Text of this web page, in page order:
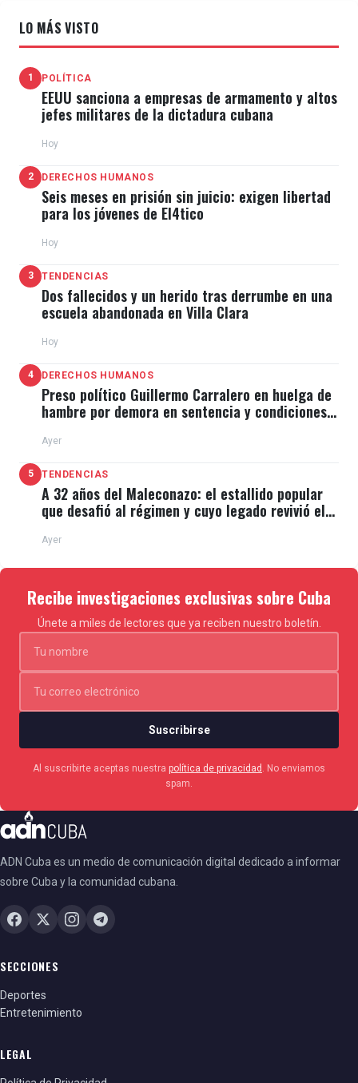
LO MÁS VISTO
1 POLÍTICA
EEUU sanciona a empresas de armamento y altos
jefes militares de la dictadura cubana
Hoy
2 DERECHOS HUMANOS
Seis meses en prisión sin juicio: exigen libertad
para los jóvenes de El4tico
Hoy
3 TENDENCIAS
Dos fallecidos y un herido tras derrumbe en una
escuela abandonada en Villa Clara
Hoy
4 DERECHOS HUMANOS
Preso político Guillermo Carralero en huelga de
hambre por demora en sentencia y condiciones
Ayer
5 TENDENCIAS
A 32 años del Maleconazo: el estallido popular
que desafió al régimen y cuyo legado revivió el
Ayer
Recibe investigaciones exclusivas sobre Cuba
Únete a miles de lectores que ya reciben nuestro boletín.
Suscribirse
Al suscribirte aceptas nuestra política de privacidad
. No enviamos
spam.
ADN Cuba es un medio de comunicación digital dedicado a informar
sobre Cuba y la comunidad cubana.
SECCIONES
Deportes
Entretenimiento
LEGAL